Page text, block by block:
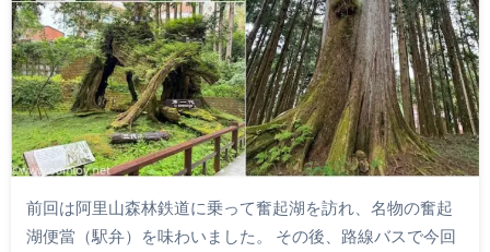
前回は阿里山森林鉄道に乗って奮起湖を訪れ、名物の奮起
湖便當（駅弁）を味わいました。 その後、路線バスで今回